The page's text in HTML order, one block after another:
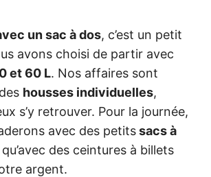
un sac à dos, c’est un petit
avons choisi de partir avec
et 60 L. Nos affaires sont
housses individuelles,
s’y retrouver. Pour la journée,
avec des petitssacs à
qu’avec des ceintures à billets
argent.